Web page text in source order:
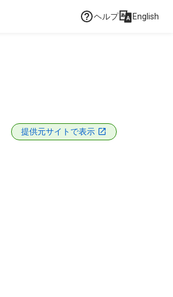
ヘルプ English
提供元サイトで表示